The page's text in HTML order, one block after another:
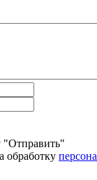
обработку